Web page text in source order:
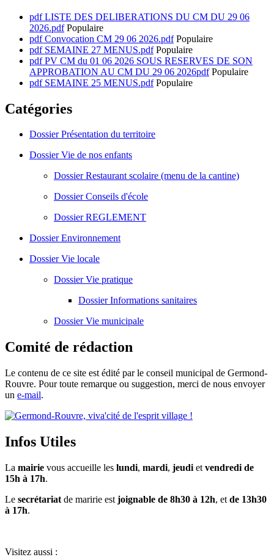
pdf LISTE DES DELIBERATIONS DU CM DU 29 06
2026.pdf Populaire
pdf Convocation CM 29 06 2026.pdf Populaire
pdf SEMAINE 27 MENUS.pdf Populaire
pdf PV CM du 01 06 2026 SOUS RESERVES DE SON
APPROBATION AU CM DU 29 06 2026pdf Populaire
pdf SEMAINE 25 MENUS.pdf Populaire
Catégories
Dossier Présentation du territoire
Dossier Vie de nos enfants
Dossier Restaurant scolaire (menu de la cantine)
Dossier Conseils d'école
Dossier REGLEMENT
Dossier Environnement
Dossier Vie locale
Dossier Vie pratique
Dossier Informations sanitaires
Dossier Vie municipale
Comité de rédaction
Le contenu de ce site est édité par le conseil municipal de Germond-
Rouvre. Pour toute remarque ou suggestion, merci de nous envoyer
un e-mail.
Infos Utiles
La mairie vous accueille les lundi, mardi, jeudi et vendredi de
15h à 17h.
Le secrétariat de maririe est joignable de 8h30 à 12h, et de 13h30
à 17h.
Visitez aussi :